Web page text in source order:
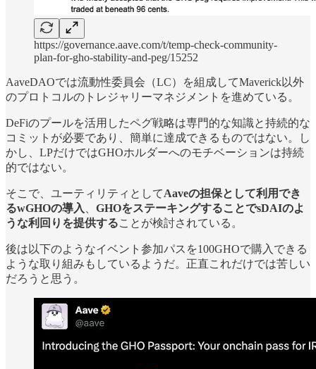
https://governance.aave.com/t/temp-check-community-
plan-for-gho-stability-and-peg/15252
AaveDAOでは流動性委員会（LC）を組成してMaverick以外
のプロトコルのトレジャリーマネジメントを進めている。
DeFiのプールを活用したペグ戦略は専門的な知識と持続的な
コミットが必要であり、簡単に達成できるものではない。し
かし、LPだけではGHOホルダーへのモチベーションは持続
的ではない。
そこで、ユーティリティとしてAaveの担保として利用でき
るwGHOの導入
GHOをステーキングすることでsDAIのよ
うな利回りを提供することが検討されている。
後は以下のようなイベント参加パスを100GHOで購入できる
ような取り組みもしているようだ。正直これだけでは苦しい
だろうと思う。